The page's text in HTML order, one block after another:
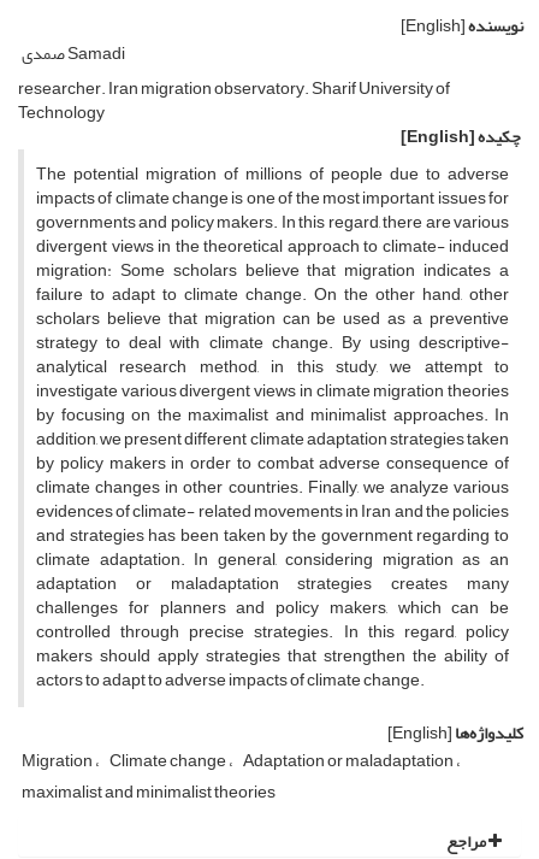
نویسنده[English]
صمدی Samadi
researcher. Iran migration observatory. Sharif University of
Technology
چکیده[English]
The potential migration of millions of people due to adverse
impacts of climate change is one of the most important issues for
governments and policy makers. In this regard, there are various
divergent views in the theoretical approach to climate- induced
migration: Some scholars believe that migration indicates a
failure to adapt to climate change. On the other hand, other
scholars believe that migration can be used as a preventive
strategy to deal with climate change. By using descriptive-
analytical research method, in this study, we attempt to
investigate various divergent views in climate migration theories
by focusing on the maximalist and minimalist approaches. In
addition, we present different climate adaptation strategies taken
by policy makers in order to combat adverse consequence of
climate changes in other countries. Finally, we analyze various
evidences of climate- related movements in Iran and the policies
and strategies has been taken by the government regarding to
climate adaptation. In general, considering migration as an
adaptation or maladaptation strategies creates many
challenges for planners and policy makers, which can be
controlled through precise strategies. In this regard, policy
makers should apply strategies that strengthen the ability of
actors to adapt to adverse impacts of climate change.
کلیدواژه‌ها[English]
Migration Climate change Adaptation or maladaptation
maximalist and minimalist theories
مراجع